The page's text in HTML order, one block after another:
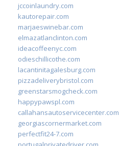
jccoinlaundry.com
kautorepair.com
marjaeswinebar.com
elmazatlanclinton.com
ideacoffeenyc.com
odieschillicothe.com
lacantinitagalesburg.com
pizzadeliverybristol.com
greenstarsmogcheck.com
happypawspl.com
callahansautoservicecenter.com
georgiascornermarket.com
perfectfit24-7.com